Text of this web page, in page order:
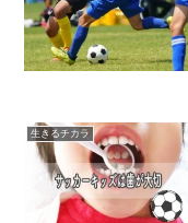
生きるチカラ